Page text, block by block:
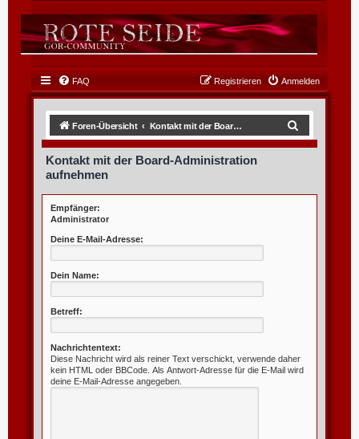
FAQ Anmelden
Registrieren
Foren-Übersicht Kontakt mit der Board-Administration aufnehmen
Kontakt mit der Board-Administration
aufnehmen
Empfänger:
Administrator
Deine E-Mail-Adresse:
Dein Name:
Betreff:
Nachrichtentext:
Diese Nachricht wird als reiner Text verschickt, verwende daher
kein HTML oder BBCode. Als Antwort-Adresse für die E-Mail wird
deine E-Mail-Adresse angegeben.